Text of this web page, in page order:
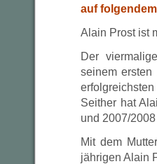
auf
Alain Prost ist
Der
seinem ersten
erfolgreichsten
Seither hat
und 2007/
Mit dem
jährigen Alain